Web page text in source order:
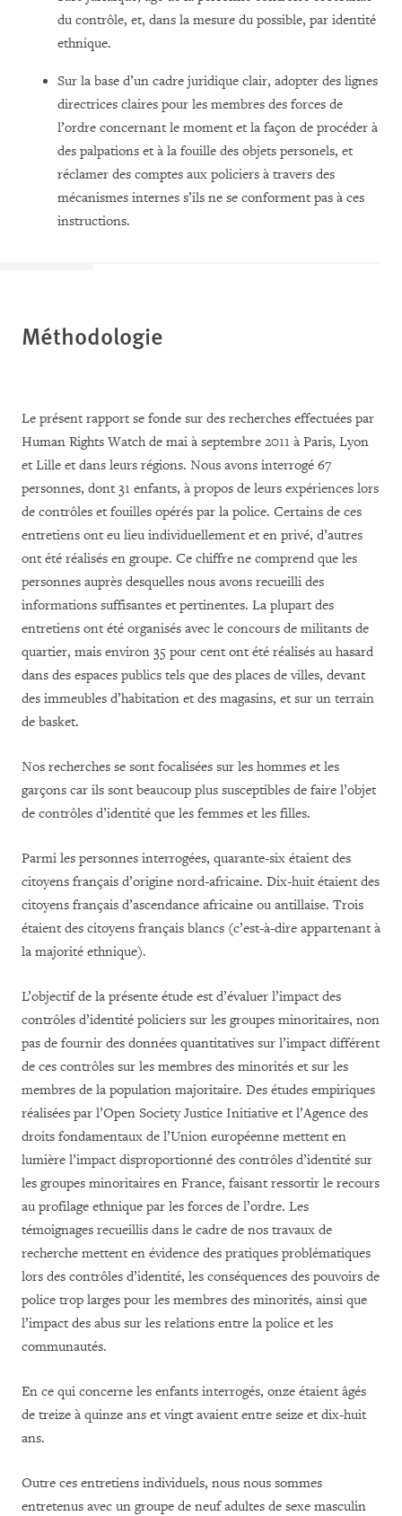
du contrôle, et, dans la mesure du possible, par identité
ethnique.
Sur la base d’un cadre juridique clair, adopter des lignes
directrices claires pour les membres des forces de
l’ordre concernant le moment et la façon de procéder à
des palpations et à la fouille des objets personels, et
réclamer des comptes aux policiers à travers des
mécanismes internes s’ils ne se conforment pas à ces
instructions.
Méthodologie
Le présent rapport se fonde sur des recherches effectuées par
Human Rights Watch de mai à septembre 2011 à Paris, Lyon
et Lille et dans leurs régions. Nous avons interrogé 67
personnes, dont 31 enfants, à propos de leurs expériences lors
de contrôles et fouilles opérés par la police. Certains de ces
entretiens ont eu lieu individuellement et en privé, d’autres
ont été réalisés en groupe. Ce chiffre ne comprend que les
personnes auprès desquelles nous avons recueilli des
informations suffisantes et pertinentes. La plupart des
entretiens ont été organisés avec le concours de militants de
quartier, mais environ 35 pour cent ont été réalisés au hasard
dans des espaces publics tels que des places de villes, devant
des immeubles d’habitation et des magasins, et sur un terrain
de basket.
Nos recherches se sont focalisées sur les hommes et les
garçons car ils sont beaucoup plus susceptibles de faire l’objet
de contrôles d’identité que les femmes et les filles.
Parmi les personnes interrogées, quarante-six étaient des
citoyens français d’origine nord-africaine. Dix-huit étaient des
citoyens français d’ascendance africaine ou antillaise. Trois
étaient des citoyens français blancs (c’est-à-dire appartenant à
la majorité ethnique).
L’objectif de la présente étude est d’évaluer l’impact des
contrôles d’identité policiers sur les groupes minoritaires, non
pas de fournir des données quantitatives sur l’impact différent
de ces contrôles sur les membres des minorités et sur les
membres de la population majoritaire. Des études empiriques
réalisées par l’Open Society Justice Initiative et l’Agence des
droits fondamentaux de l’Union européenne mettent en
lumière l’impact disproportionné des contrôles d’identité sur
les groupes minoritaires en France, faisant ressortir le recours
au profilage ethnique par les forces de l’ordre. Les
témoignages recueillis dans le cadre de nos travaux de
recherche mettent en évidence des pratiques problématiques
lors des contrôles d’identité, les conséquences des pouvoirs de
police trop larges pour les membres des minorités, ainsi que
l’impact des abus sur les relations entre la police et les
communautés.
En ce qui concerne les enfants interrogés, onze étaient âgés
de treize à quinze ans et vingt avaient entre seize et dix-huit
ans.
Outre ces entretiens individuels, nous nous sommes
entretenus avec un groupe de neuf adultes de sexe masculin